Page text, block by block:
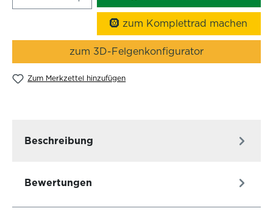
🛞 zum Komplettrad machen
zum 3D-Felgenkonfigurator
Zum Merkzettel hinzufügen
Beschreibung
Bewertungen